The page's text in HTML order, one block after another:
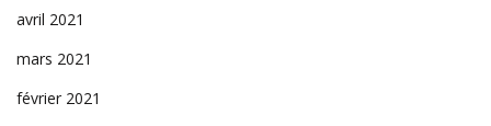
avril 2021
mars 2021
février 2021